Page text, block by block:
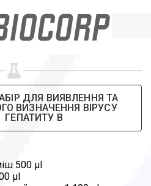
ДЛЯ ВИЯВЛЕННЯ ТА
ВИЗНАЧЕННЯ ВІРУСУ
ГЕПАТИТУ В
500 µl
µl
on Twitter
on WhatsApp
on Email
Copy url